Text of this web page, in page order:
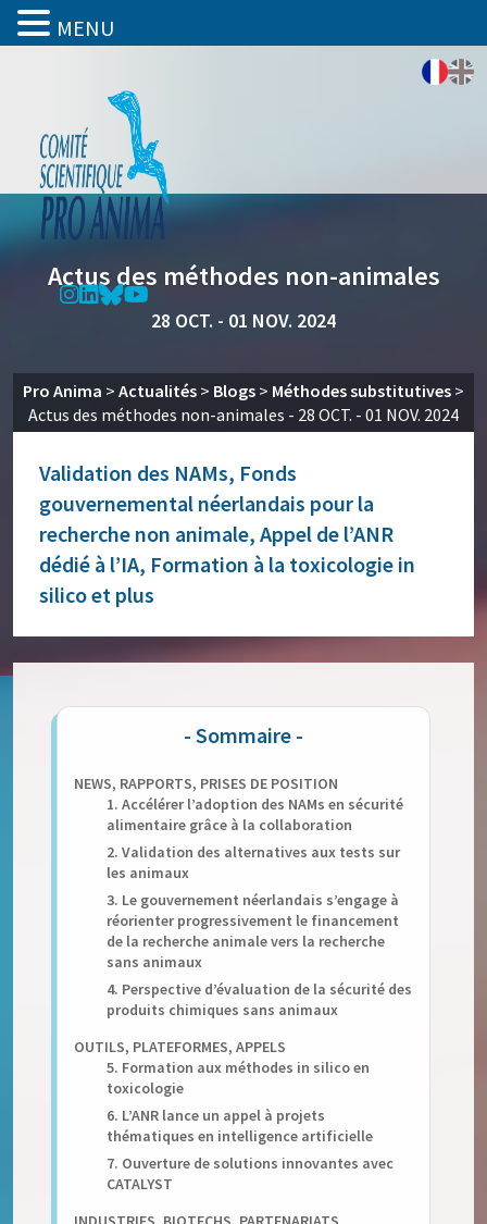
Actus des méthodes non-animales
28 OCT. - 01 NOV. 2024
Pro Anima > Actualités > Blogs > Méthodes substitutives >
Actus des méthodes non-animales - 28 OCT. - 01 NOV. 2024
Validation des NAMs, Fonds
gouvernemental néerlandais pour la
recherche non animale, Appel de l’ANR
dédié à l’IA, Formation à la toxicologie in
silico et plus
NEWS, RAPPORTS, PRISES DE POSITION
1. Accélérer l’adoption des NAMs en sécurité
alimentaire grâce à la collaboration
2. Validation des alternatives aux tests sur
les animaux
3. Le gouvernement néerlandais s’engage à
réorienter progressivement le financement
de la recherche animale vers la recherche
sans animaux
4. Perspective d’évaluation de la sécurité des
produits chimiques sans animaux
OUTILS, PLATEFORMES, APPELS
5. Formation aux méthodes in silico en
toxicologie
6. L’ANR lance un appel à projets
thématiques en intelligence artificielle
7. Ouverture de solutions innovantes avec
CATALYST
MENU